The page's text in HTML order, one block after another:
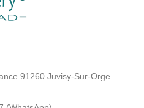
91260 Juvisy-Sur-Orge